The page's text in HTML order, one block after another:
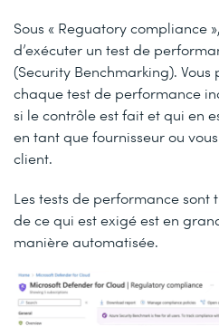
Sous « Reguatory compliance
d’exécuter un test de
(Security Benchmarking).
chaque test de performance
si le contrôle est fait et qui en
en tant que fournisseur ou
client.
Les tests de performance
de ce qui est exigé est en
manière automatisée.